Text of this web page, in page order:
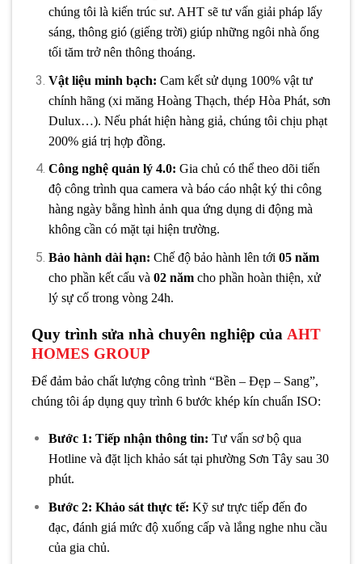
chúng tôi là kiến trúc sư. AHT sẽ tư vấn giải pháp lấy
sáng, thông gió (giếng trời) giúp những ngôi nhà ống
tối tăm trở nên thông thoáng.
Vật liệu minh bạch: Cam kết sử dụng 100% vật tư
chính hãng (xi măng Hoàng Thạch, thép Hòa Phát, sơn
Dulux…). Nếu phát hiện hàng giả, chúng tôi chịu phạt
200% giá trị hợp đồng.
Công nghệ quản lý 4.0: Gia chủ có thể theo dõi tiến
độ công trình qua camera và báo cáo nhật ký thi công
hàng ngày bằng hình ảnh qua ứng dụng di động mà
không cần có mặt tại hiện trường.
Bảo hành dài hạn: Chế độ bảo hành lên tới 05 năm
cho phần kết cấu và 02 nămcho phần hoàn thiện, xử
lý sự cố trong vòng 24h.
Quy trình sửa nhà chuyên nghiệp của AHT
HOMES GROUP
Để đảm bảo chất lượng công trình “Bền – Đẹp – Sang”,
chúng tôi áp dụng quy trình 6 bước khép kín chuẩn ISO:
Bước 1: Tiếp nhận thông tin: Tư vấn sơ bộ qua
Hotline và đặt lịch khảo sát tại phường Sơn Tây sau 30
phút.
Bước 2: Khảo sát thực tế: Kỹ sư trực tiếp đến đo
đạc, đánh giá mức độ xuống cấp và lắng nghe nhu cầu
của gia chủ.